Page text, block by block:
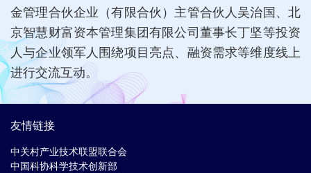
金管理合伙企业（有限合伙）主管合伙人吴治国、北
京智慧财富资本管理集团有限公司董事长丁坚等投资
人与企业领军人围绕项目亮点、融资需求等维度线上
进行交流互动。
友情链接
中关村产业技术联盟联合会
中国科协科学技术创新部